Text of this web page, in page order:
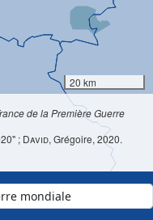
20 km
de la Première Guerre
; David, Grégoire, 2020.